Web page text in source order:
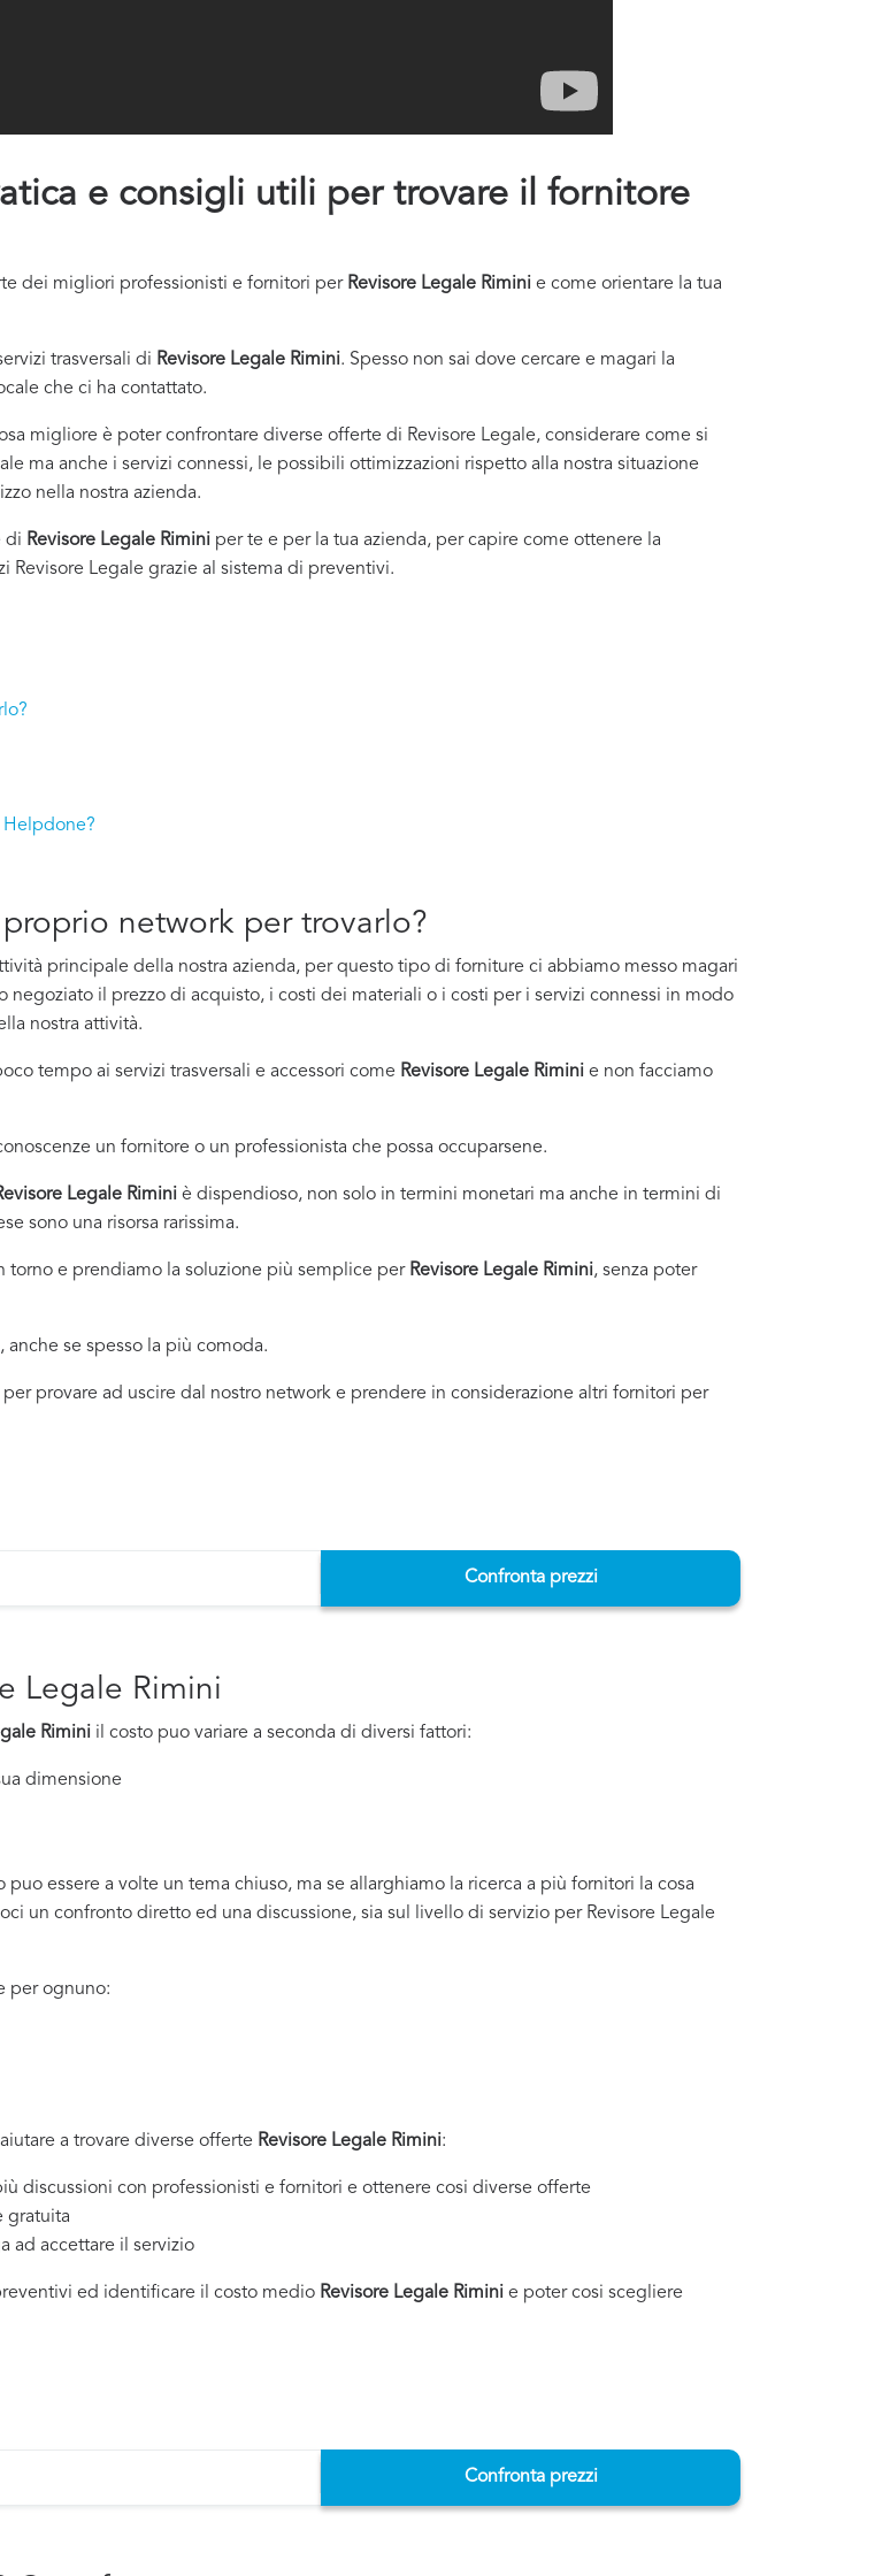
e consigli utili per trovare il fornitore
dei migliori professionisti e fornitori per Revisore Legale Rimini e come orientare la tua
trasversali di Revisore Legale Rimini. Spesso non sai dove cercare e magari la
che ci ha contattato.
migliore è poter confrontare diverse offerte di Revisore Legale, considerare come si
ma anche i servizi connessi, le possibili ottimizzazioni rispetto alla nostra situazione
nella nostra azienda.
di Revisore Legale Rimini per te e per la tua azienda, per capire come ottenere la
Revisore Legale grazie al sistema di preventivi.
Helpdone?
network per trovarlo?
principale della nostra azienda, per questo tipo di forniture ci abbiamo messo magari
il prezzo di acquisto, i costi dei materiali o i costi per i servizi connessi in modo
nostra attività.
tempo ai servizi trasversali e accessori come Revisore Legale Rimini e non facciamo
un fornitore o un professionista che possa occuparsene.
Legale Rimini è dispendioso, non solo in termini monetari ma anche in termini di
sono una risorsa rarissima.
torno e prendiamo la soluzione più semplice per Revisore Legale Rimini, senza poter
se spesso la più comoda.
provare ad uscire dal nostro network e prendere in considerazione altri fornitori per
Confronta prezzi
Legale Rimini
Rimini il costo puo variare a seconda di diversi fattori:
dimensione
essere a volte un tema chiuso, ma se allarghiamo la ricerca a più fornitori la cosa
un confronto diretto ed una discussione, sia sul livello di servizio per Revisore Legale
per ognuno:
a trovare diverse offerte Revisore Legale Rimini:
discussioni con professionisti e fornitori e ottenere cosi diverse offerte
gratuita
ad accettare il servizio
ed identificare il costo medio Revisore Legale Rimini e poter cosi scegliere
Confronta prezzi